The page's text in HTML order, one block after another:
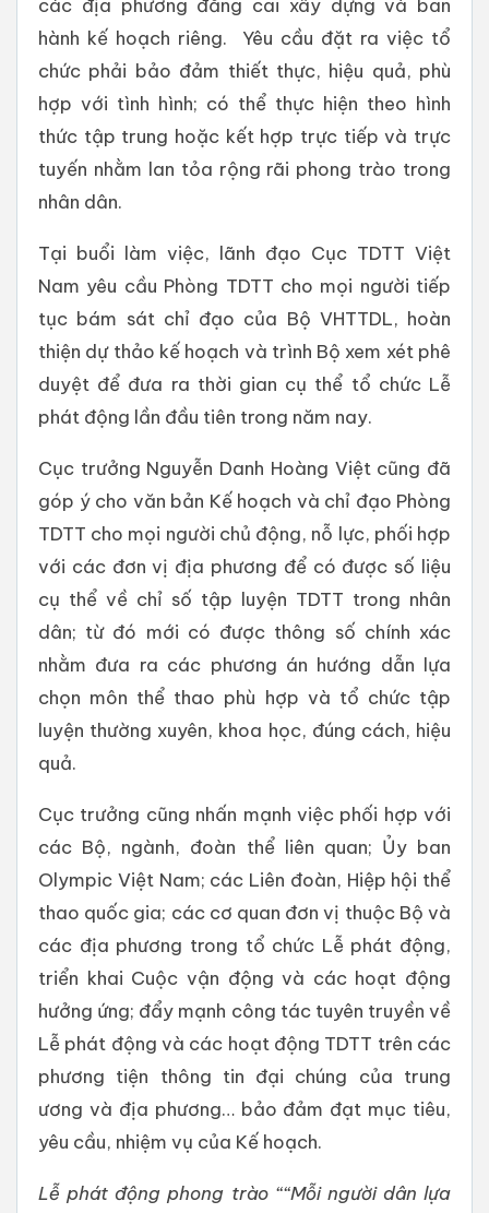
các địa phương đăng cai xây dựng và ban
hành kế hoạch riêng. Yêu cầu đặt ra việc tổ
chức phải bảo đảm thiết thực, hiệu quả, phù
hợp với tình hình; có thể thực hiện theo hình
thức tập trung hoặc kết hợp trực tiếp và trực
tuyến nhằm lan tỏa rộng rãi phong trào trong
nhân dân.
Tại buổi làm việc, lãnh đạo Cục TDTT Việt
Nam yêu cầu Phòng TDTT cho mọi người tiếp
tục bám sát chỉ đạo của Bộ VHTTDL, hoàn
thiện dự thảo kế hoạch và trình Bộ xem xét phê
duyệt để đưa ra thời gian cụ thể tổ chức Lễ
phát động lần đầu tiên trong năm nay.
Cục trưởng Nguyễn Danh Hoàng Việt cũng đã
góp ý cho văn bản Kế hoạch và chỉ đạo Phòng
TDTT cho mọi người chủ động, nỗ lực, phối hợp
với các đơn vị địa phương để có được số liệu
cụ thể về chỉ số tập luyện TDTT trong nhân
dân; từ đó mới có được thông số chính xác
nhằm đưa ra các phương án hướng dẫn lựa
chọn môn thể thao phù hợp và tổ chức tập
luyện thường xuyên, khoa học, đúng cách, hiệu
quả.
Cục trưởng cũng nhấn mạnh việc phối hợp với
các Bộ, ngành, đoàn thể liên quan; Ủy ban
Olympic Việt Nam; các Liên đoàn, Hiệp hội thể
thao quốc gia; các cơ quan đơn vị thuộc Bộ và
các địa phương trong tổ chức Lễ phát động,
triển khai Cuộc vận động và các hoạt động
hưởng ứng; đẩy mạnh công tác tuyên truyền về
Lễ phát động và các hoạt động TDTT trên các
phương tiện thông tin đại chúng của trung
ương và địa phương… bảo đảm đạt mục tiêu,
yêu cầu, nhiệm vụ của Kế hoạch.
Lễ phát động phong trào ““Mỗi người dân lựa